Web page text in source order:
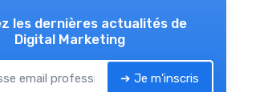
les dernières actualités de
Digital Marketing
➔ Je m'inscris